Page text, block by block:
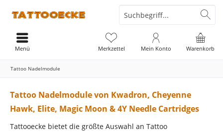
Warenkorb
Merkzettel Mein Konto
Menü
Tattoo Nadelmodule
Tattoo Nadelmodule von Kwadron, Cheyenne
Hawk, Elite, Magic Moon & 4Y Needle Cartridges
Tattooecke bietet die größte Auswahl an Tattoo